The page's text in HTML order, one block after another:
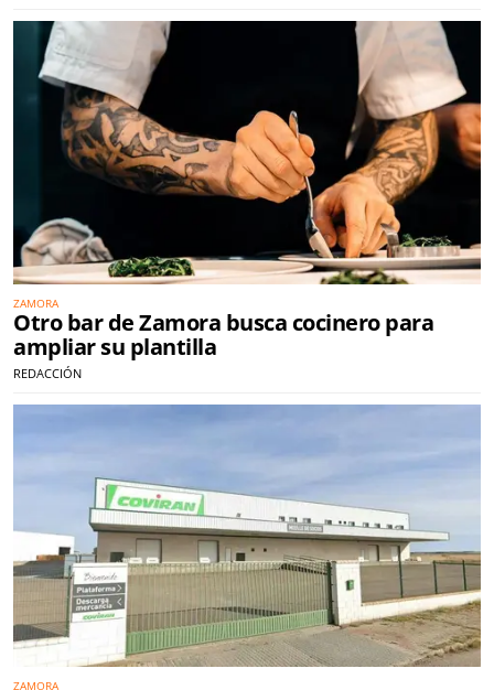
ZAMORA
Otro bar de Zamora busca cocinero para
ampliar su plantilla
REDACCIÓN
ZAMORA